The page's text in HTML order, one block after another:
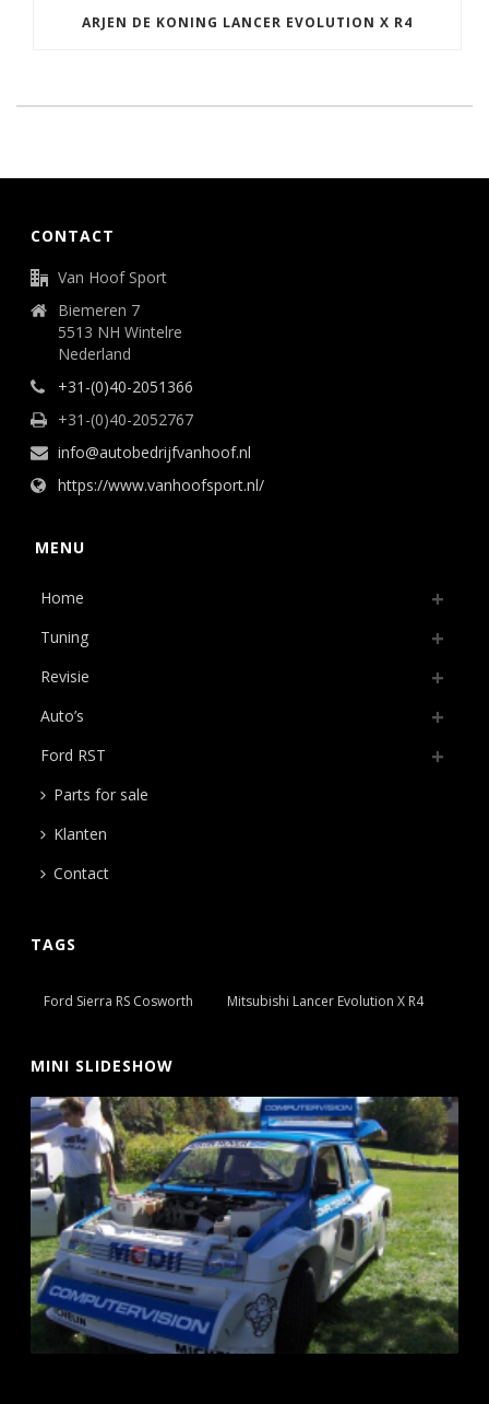
ARJEN DE KONING LANCER EVOLUTION X R4
CONTACT
Van Hoof Sport
Biemeren 7
5513 NH Wintelre
Nederland
+31-(0)40-2051366
+31-(0)40-2052767
info@autobedrijfvanhoof.nl
https://www.vanhoofsport.nl/
MENU
Home
Tuning
Revisie
Auto’s
Ford RST
Parts for sale
Klanten
Contact
TAGS
Ford Sierra RS Cosworth Mitsubishi Lancer Evolution X R4
MINI SLIDESHOW